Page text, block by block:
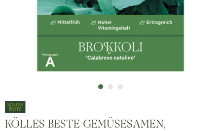
KÖLLES BESTE GEMÜSESAMEN,